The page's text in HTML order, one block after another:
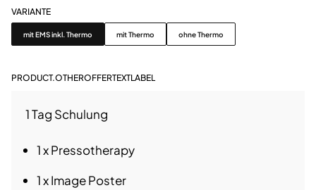
VARIANTE
Variante
mit EMS inkl. Thermo mit Thermo ohne Thermo
PRODUCT.OTHEROFFERTEXTLABEL
1 Tag Schulung
1 xPressotherapy
1 x Image Poster